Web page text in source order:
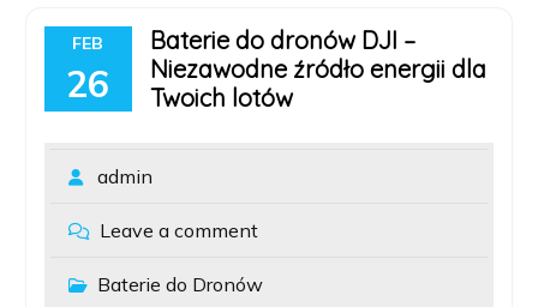
FEB
26
Baterie do dronów DJI –
Niezawodne źródło energii dla
Twoich lotów
admin
Leave a comment
Baterie do Dronów